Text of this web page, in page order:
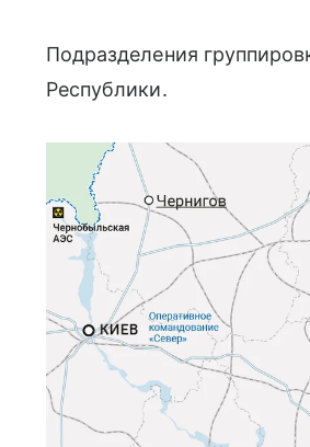
Подразделения
Республики.